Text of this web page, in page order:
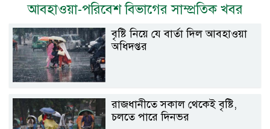
আবহাওয়া-পরিবেশ বিভাগের সাম্প্রতিক খবর
বৃষ্টি নিয়ে যে বার্তা দিল আবহাওয়া
অধিদপ্তর
রাজধানীতে সকাল থেকেই বৃষ্টি,
চলতে পারে দিনভর